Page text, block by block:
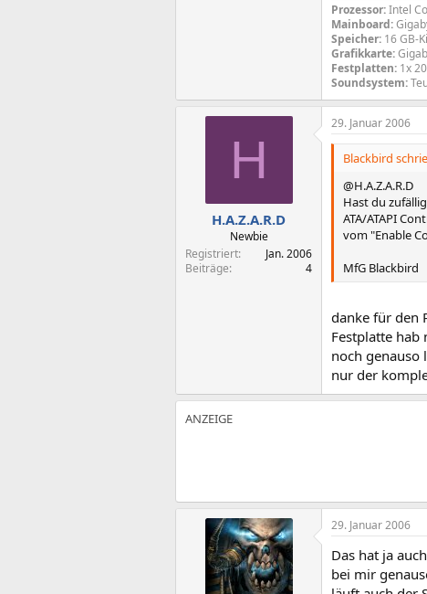
Prozessor:Intel
Mainboard:
Speicher: 16 GB-
Grafikkarte:
Festplatten: 1x
Soundsystem:
H
H.A.Z.A.R.D
Newbie
Registriert
Jan. 2006
Beiträge
4
29. Januar 2006
Blackbird
@H.A.Z.A.R.D
Hast du
ATA/ATAPI
vom "Enable
MfG Blackbird
danke für den
Festplatte hab
noch genauso
nur der
29. Januar 2006
Das hat ja
bei mir